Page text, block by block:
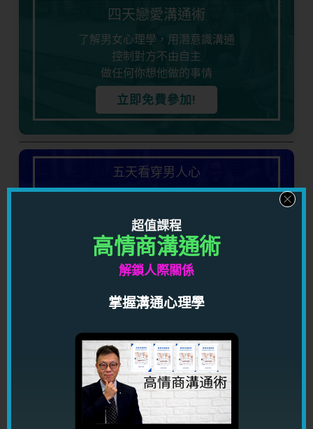
四天戀愛溝通術
了解男女心理學，用潛意識溝通
控制對方不由自主
做任何你想他做的事情
立即免費參加!
五天看穿男人心
了解男人心理，知道男人想法，對你的感情有莫大
立即免費參加!
關於作者
龍震天
龍震天，玄學家，作家，擅長替客人分析感情問題，
超值課程
高情商溝通術
解鎖人際關係
掌握溝通心理學